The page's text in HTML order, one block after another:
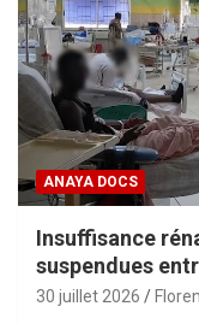
ANAYA DOCS
Insuffisance
suspendues
30 juillet 2026